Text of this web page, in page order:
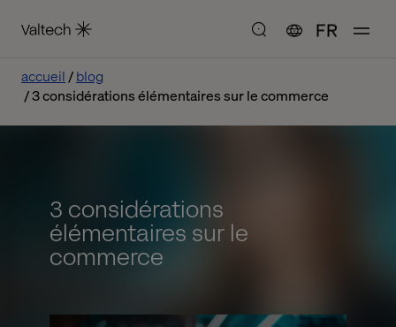
FR
accueil
blog
3 considérations élémentaires sur le commerce
3 considérations
élémentaires sur le
commerce